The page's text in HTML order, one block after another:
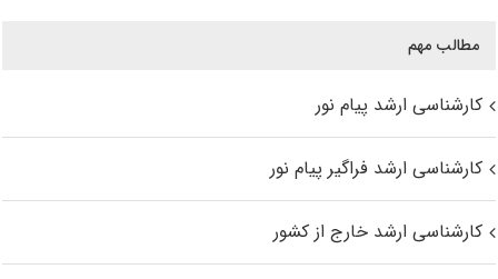
مطالب مهم
کارشناسی ارشد پیام نور
کارشناسی ارشد فراگیر پیام نور
کارشناسی ارشد خارج از کشور